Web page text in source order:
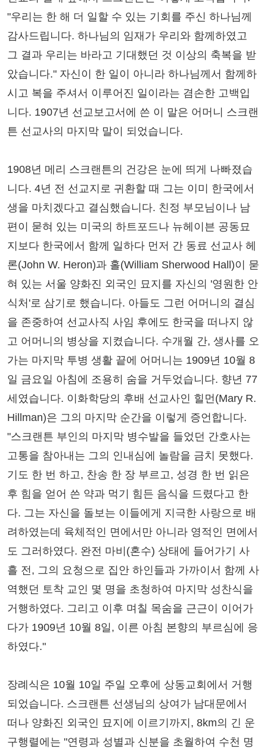
"우리는 한 해 더 일할 수 있는 기회를 주신 하나님께
감사드립니다. 하나님의 임재가 우리와 함께하였고
그 결과 우리는 바라고 기대했던 것 이상의 축복을 받
았습니다." 자신이 한 일이 아니라 하나님께서 함께하
시고 복을 주셔서 이루어진 일이라는 겸손한 고백입
니다. 1907년 선교보고서에 쓴 이 말은 어머니 스크랜
튼 선교사의 마지막 말이 되었습니다.
1908년 메리 스크랜튼의 건강은 눈에 띄게 나빠졌습
니다. 4년 전 선교지로 귀환할 때 그는 이미 한국에서
생을 마치겠다고 결심했습니다. 친정 부모님이나 남
편이 묻혀 있는 미국의 하트포드나 뉴헤이븐 공동묘
지보다 한국에서 함께 일하다 먼저 간 동료 선교사 헤
론(John W. Heron)과 홀(William Sherwood Hall)이 묻
혀 있는 서울 양화진 외국인 묘지를 자신의 '영원한 안
식처'로 삼기로 했습니다. 아들도 그런 어머니의 결심
을 존중하여 선교사직 사임 후에도 한국을 떠나지 않
고 어머니의 병상을 지켰습니다. 수개월 간, 생사를 오
가는 마지막 투병 생활 끝에 어머니는 1909년 10월 8
일 금요일 아침에 조용히 숨을 거두었습니다. 향년 77
세였습니다. 이화학당의 후배 선교사인 힐먼(Mary R.
Hillman)은 그의 마지막 순간을 이렇게 증언합니다.
"스크랜튼 부인의 마지막 병수발을 들었던 간호사는
고통을 참아내는 그의 인내심에 놀람을 금치 못했다.
기도 한 번 하고, 찬송 한 장 부르고, 성경 한 번 읽은
후 힘을 얻어 쓴 약과 먹기 힘든 음식을 드렸다고 한
다. 그는 자신을 돌보는 이들에게 지극한 사랑으로 배
려하였는데 육체적인 면에서만 아니라 영적인 면에서
도 그러하였다. 완전 마비(혼수) 상태에 들어가기 사
흘 전, 그의 요청으로 집안 하인들과 가까이서 함께 사
역했던 토착 교인 몇 명을 초청하여 마지막 성찬식을
거행하였다. 그리고 이후 며칠 목숨을 근근이 이어가
다가 1909년 10월 8일, 이른 아침 본향의 부르심에 응
하였다."
장례식은 10월 10일 주일 오후에 상동교회에서 거행
되었습니다. 스크랜튼 선생님의 상여가 남대문에서
떠나 양화진 외국인 묘지에 이르기까지, 8km의 긴 운
구행렬에는 "연령과 성별과 신분을 초월하여 수천 명